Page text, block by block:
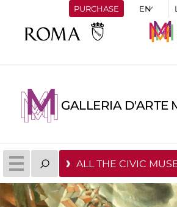
PURCHASE
GALLERIA D'ARTE
ALL THE CIVIC